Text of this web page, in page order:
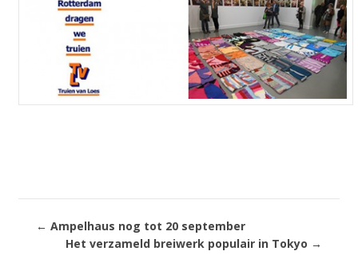
← Ampelhaus nog tot 20 september
Het verzameld breiwerk populair in Tokyo →